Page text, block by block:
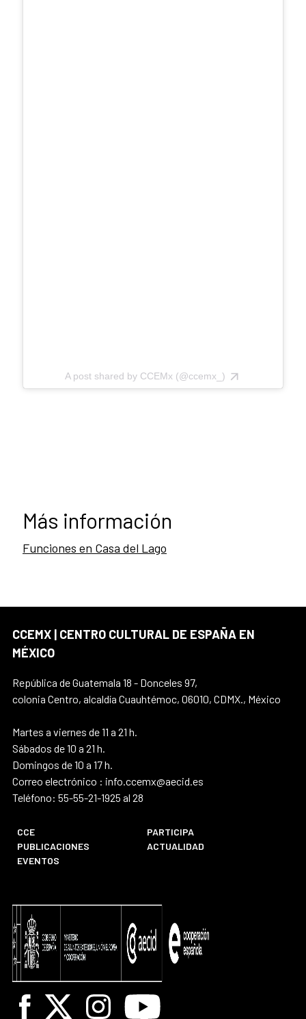
A post shared by CCEMx (@ccemx_)
Más información
Funciones en Casa del Lago
CCEMX | CENTRO CULTURAL DE ESPAÑA EN
MÉXICO
República de Guatemala 18 - Donceles 97,
colonia Centro, alcaldía Cuauhtémoc, 06010, CDMX., México
Martes a viernes de 11 a 21 h.
Sábados de 10 a 21 h.
Domingos de 10 a 17 h.
Correo electrónico : info.ccemx@aecid.es
Teléfono: 55-55-21-1925 al 28
CCE
PARTICIPA
PUBLICACIONES
ACTUALIDAD
EVENTOS
Facebook
X InstagramYoutube